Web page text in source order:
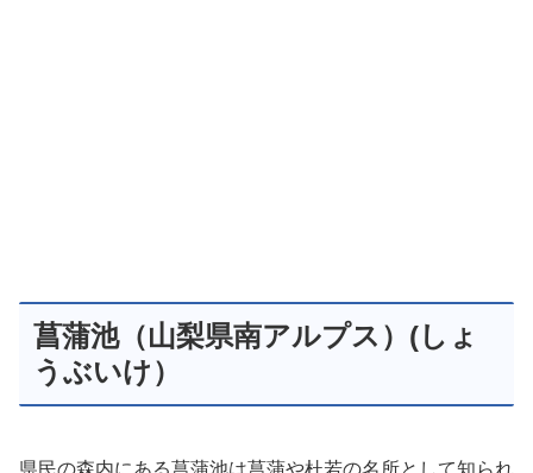
菖蒲池（山梨県南アルプス）(しょ
うぶいけ）
県民の森内にある菖蒲池は菖蒲や杜若の名所として知られ